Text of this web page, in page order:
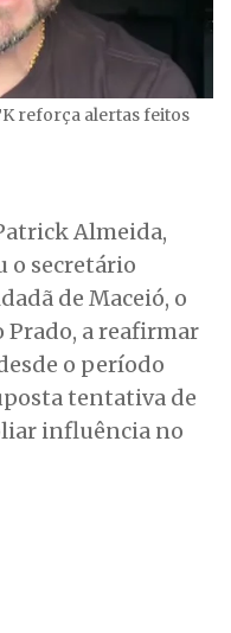
reforça alertas feitos
Almeida,
o secretário
de Maceió, o
a reafirmar
o período
tentativa de
influência no